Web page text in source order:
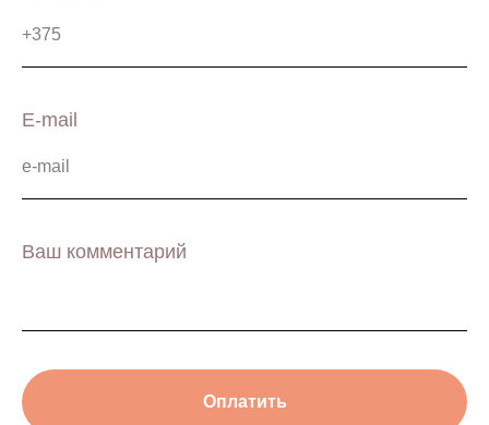
E-mail
Ваш комментарий
Оплатить